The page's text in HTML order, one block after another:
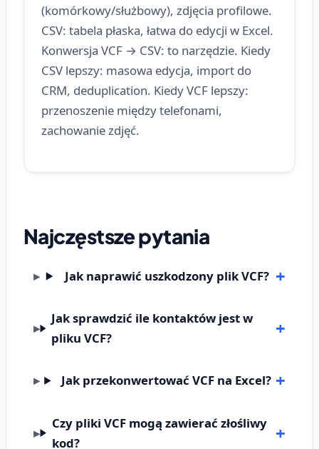
(komórkowy/służbowy), zdjęcia profilowe.
CSV: tabela płaska, łatwa do edycji w Excel.
Konwersja VCF → CSV: to narzędzie. Kiedy
CSV lepszy: masowa edycja, import do
CRM, deduplication. Kiedy VCF lepszy:
przenoszenie między telefonami,
zachowanie zdjęć.
Najczęstsze pytania
Jak naprawić uszkodzony plik VCF?
Jak sprawdzić ile kontaktów jest w
pliku VCF?
Jak przekonwertować VCF na Excel?
Czy pliki VCF mogą zawierać złośliwy
kod?